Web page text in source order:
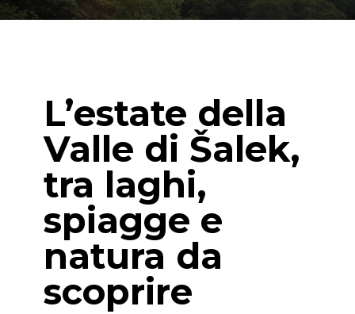
L’estate della
Valle di Šalek,
tra laghi,
spiagge e
natura da
scoprire